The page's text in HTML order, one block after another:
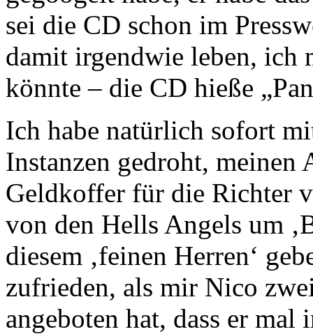
sei die CD schon im
damit irgendwie leben, ich
könnte – die CD hieße
Ich habe natürlich sofort
Instanzen gedroht, meinen
Geldkoffer für die Richter
von den Hells Angels um
diesem ‚feinen Herren‘
zufrieden, als mir Nico
angeboten hat, dass er